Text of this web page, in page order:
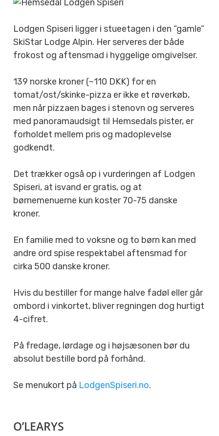
Lodgen Spiseri ligger i stueetagen i den “gamle”
SkiStar Lodge Alpin. Her serveres der både
frokost og aftensmad i hyggelige omgivelser.
139 norske kroner (~110 DKK) for en
tomat/ost/skinke-pizza er ikke et røverkøb,
men når pizzaen bages i stenovn og serveres
med panoramaudsigt til Hemsedals pister, er
forholdet mellem pris og madoplevelse
godkendt.
Det trækker også op i vurderingen af Lodgen
Spiseri, at isvand er gratis, og at
børnemenuerne kun koster 70-75 danske
kroner.
En familie med to voksne og to børn kan med
andre ord spise respektabel aftensmad for
cirka 500 danske kroner.
Hvis du bestiller for mange halve fadøl eller går
ombord i vinkortet, bliver regningen dog hurtigt
4-cifret.
På fredage, lørdage og i højsæsonen bør du
absolut bestille bord på forhånd.
Se menukort på LodgenSpiseri.no.
O’LEARYS